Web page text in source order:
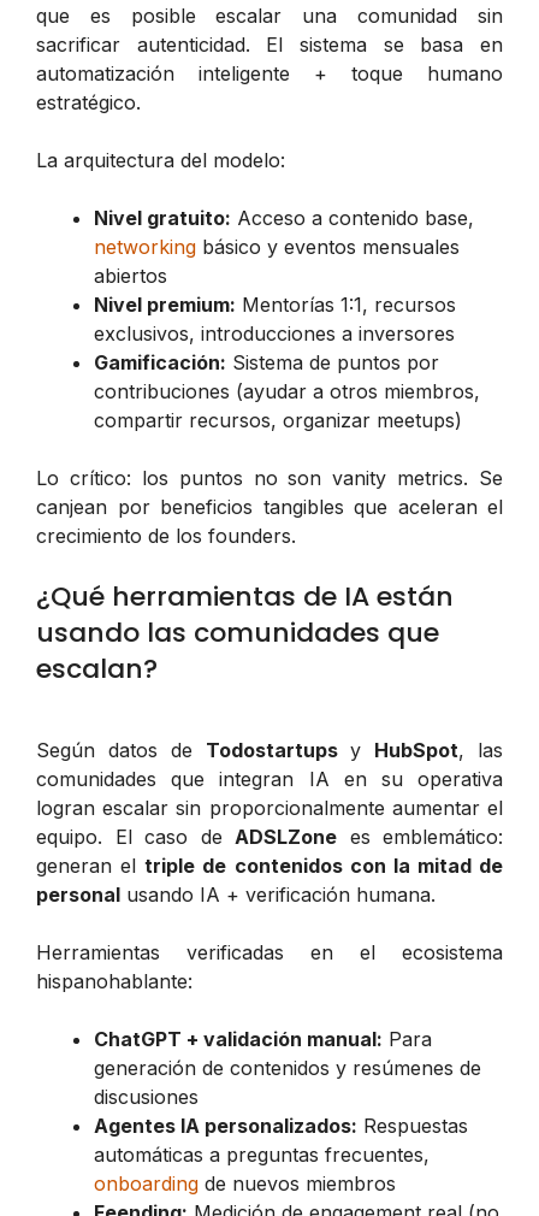
que es posible escalar una comunidad sin
sacrificar autenticidad. El sistema se basa en
automatización inteligente + toque humano
estratégico.
La arquitectura del modelo:
Nivel gratuito: Acceso a contenido base,
networking básico y eventos mensuales
abiertos
Nivel premium: Mentorías 1:1, recursos
exclusivos, introducciones a inversores
Gamificación: Sistema de puntos por
contribuciones (ayudar a otros miembros,
compartir recursos, organizar meetups)
Lo crítico: los puntos no son vanity metrics. Se
canjean por beneficios tangibles que aceleran el
crecimiento de los founders.
¿Qué herramientas de IA están
usando las comunidades que
escalan?
Según datos de Todostartupsy HubSpot, las
comunidades que integran IA en su operativa
logran escalar sin proporcionalmente aumentar el
equipo. El caso de ADSLZone es emblemático:
generan eltriple de contenidos con la mitad de
personal usando IA + verificación humana.
Herramientas verificadas en el ecosistema
hispanohablante:
ChatGPT + validación manual: Para
generación de contenidos y resúmenes de
discusiones
Agentes IA personalizados: Respuestas
automáticas a preguntas frecuentes,
onboarding de nuevos miembros